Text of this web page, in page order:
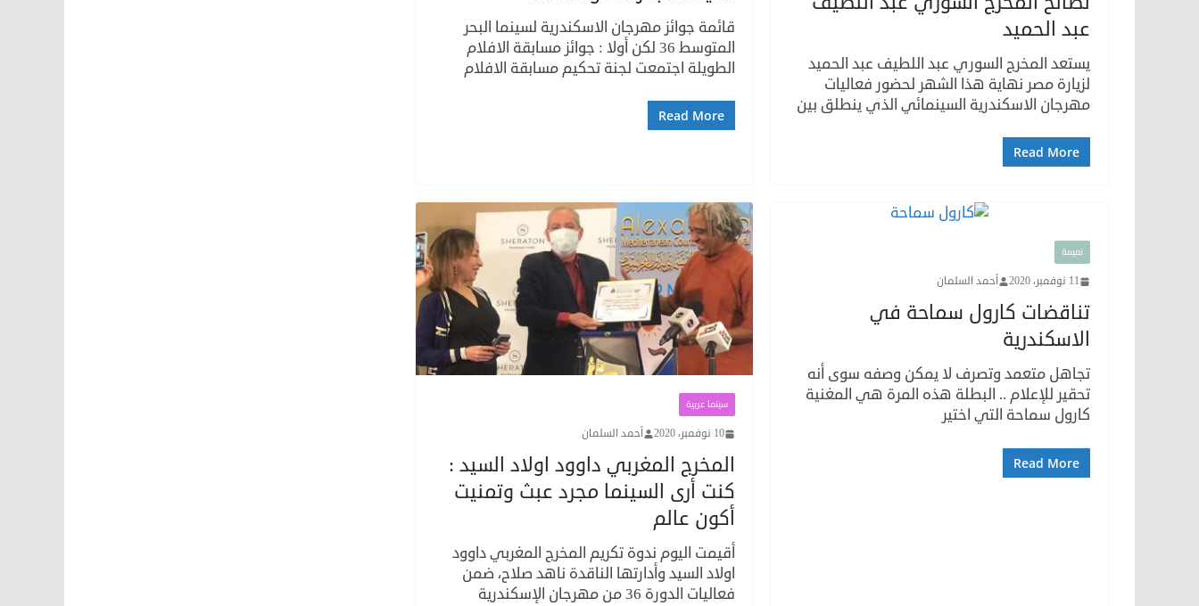
عبد الحميد
يستعد المخرج السوري عبد اللطيف عبد الحميد
لزيارة مصر نهاية هذا الشهر لحضور فعاليات
مهرجان الاسكندرية السينمائي الذي ينطلق بين
Read More
قائمة جوائز مهرجان الاسكندرية لسينما البحر
المتوسط 36 لكن أولا : جوائز مسابقة الافلام
الطويلة اجتمعت لجنة تحكيم مسابقة الافلام
Read More
نميمة
11 نوفمبر، 2020 أحمد السلمان
تناقضات كارول سماحة في
الاسكندرية
تجاهل متعمد وتصرف لا يمكن وصفه سوى أنه
تحقير للإعلام .. البطلة هذه المرة هي المغنية
كارول سماحة التي اختير
Read More
سينما عربية
10 نوفمبر، 2020 أحمد السلمان
المخرج المغربي داوود اولاد السيد :
كنت أرى السينما مجرد عبث وتمنيت
أكون عالم
أقيمت اليوم ندوة تكريم المخرج المغربي داوود
اولاد السيد وأدارتها الناقدة ناهد صلاح، ضمن
فعاليات الدورة 36 من مهرجان الإسكندرية